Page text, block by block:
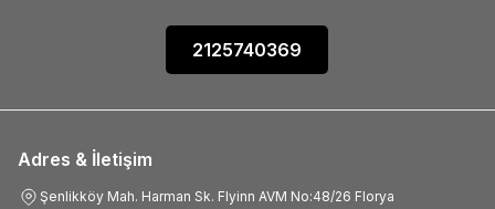
2125740369
Adres & İletişim
Şenlikköy Mah. Harman Sk. Flyinn AVM No:48/26 Florya